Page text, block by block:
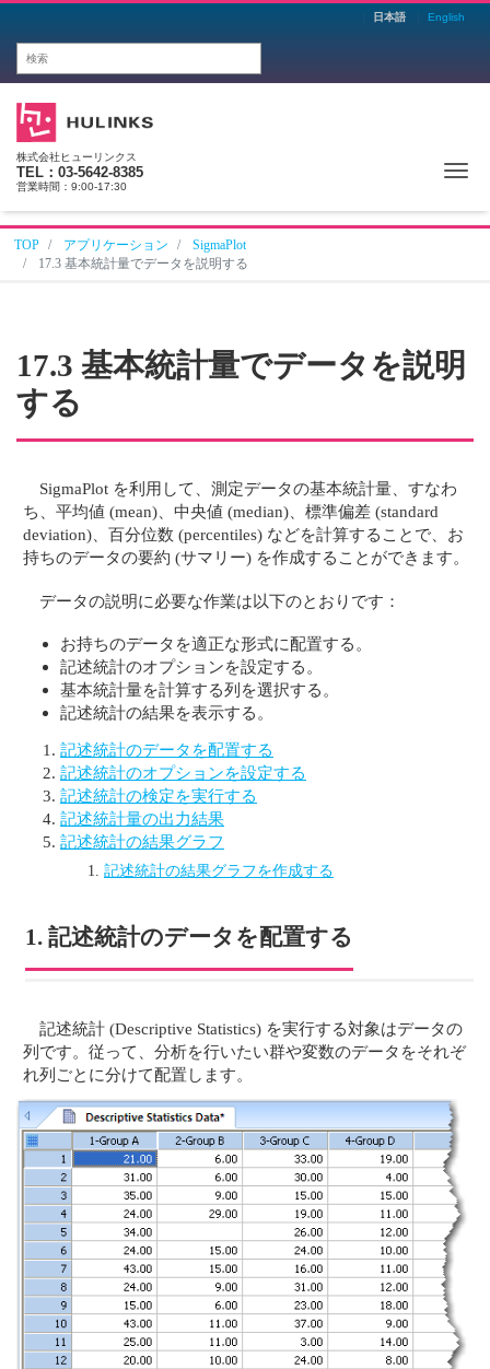
日本語 English
株式会社ヒューリンクス
TEL：03-5642-8385
営業時間：9:00-17:30
TOP アプリケーション
SigmaPlot
17.3 基本統計量でデータを説明する
17.3 基本統計量でデータを説明
する
SigmaPlot を利用して、測定データの基本統計量、すなわ
ち、平均値 (mean)、中央値 (median)、標準偏差 (standard
deviation)、百分位数 (percentiles) などを計算することで、お
持ちのデータの要約 (サマリー) を作成することができます。
データの説明に必要な作業は以下のとおりです：
お持ちのデータを適正な形式に配置する。
記述統計のオプションを設定する。
基本統計量を計算する列を選択する。
記述統計の結果を表示する。
記述統計のデータを配置する
記述統計のオプションを設定する
記述統計の検定を実行する
記述統計量の出力結果
記述統計の結果グラフ
記述統計の結果グラフを作成する
1. 記述統計のデータを配置する
記述統計 (Descriptive Statistics) を実行する対象はデータの
列です。従って、分析を行いたい群や変数のデータをそれぞ
れ列ごとに分けて配置します。